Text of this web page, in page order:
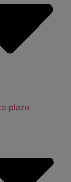
plazo